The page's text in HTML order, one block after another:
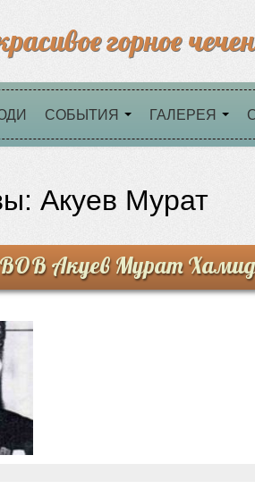
горное
СОБЫТИЯ ГАЛЕРЕЯ
Акуев Мурат
Акуев Мурат